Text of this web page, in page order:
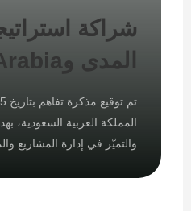
شراكة
المدى وBVGI Arabia
المملكة العربية السعودية،
والتميّز في إدارة المشاريع